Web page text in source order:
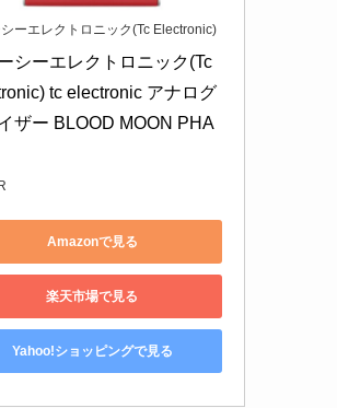
ーエレクトロニック(Tc Electronic)
シーエレクトロニック(Tc
tc electronic アナログ
ザー BLOOD MOON PHA
Amazonで見る
楽天市場で見る
Yahoo!ショッピングで見る